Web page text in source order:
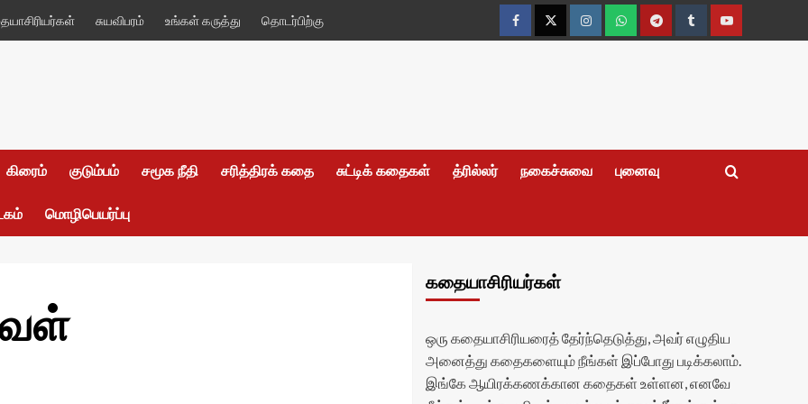
சுயவிபரம் உங்கள் கருத்து தொடர்பிற்கு
FacebookTwitterInstagramWhatsappTelegramTumblrYouTube
கிரைம் குடும்பம் சமூக நீதி சரித்திரக் கதை சுட்டிக் கதைகள் த்ரில்லர் நகைச்சுவை புனைவு
மொழிபெயர்ப்பு
கதையாசிரியர்கள்
ஒரு கதையாசிரியரைத் தேர்ந்தெடுத்து, அவர் எழுதிய
அனைத்து கதைகளையும் நீங்கள் இப்போது படிக்கலாம்.
இங்கே ஆயிரக்கணக்கான கதைகள் உள்ளன, எனவே